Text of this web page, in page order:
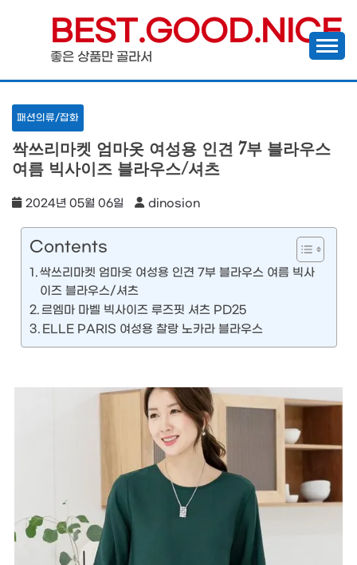
content
BEST.GOOD.NICE
좋은 상품만 골라서
패션의류/잡화
싹쓰리마켓 엄마옷 여성용 인견 7부 블라우스
여름 빅사이즈 블라우스/셔츠
2024년 05월 06일 dinosion
Contents
싹쓰리마켓 엄마옷 여성용 인견 7부 블라우스 여름 빅사
이즈 블라우스/셔츠
르엠마 마벨 빅사이즈 루즈핏 셔츠 PD25
ELLE PARIS 여성용 찰랑 노카라 블라우스